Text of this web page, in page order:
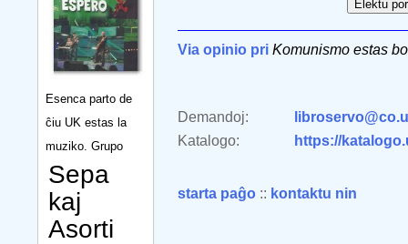
Esenca parto de
ĉiu UK estas la
muziko. Grupo
Sepa
kaj
Asorti
Via opinio pri Komunismo estas
Demandoj:
Katalogo:
https://
starta paĝo :: kontaktu nin